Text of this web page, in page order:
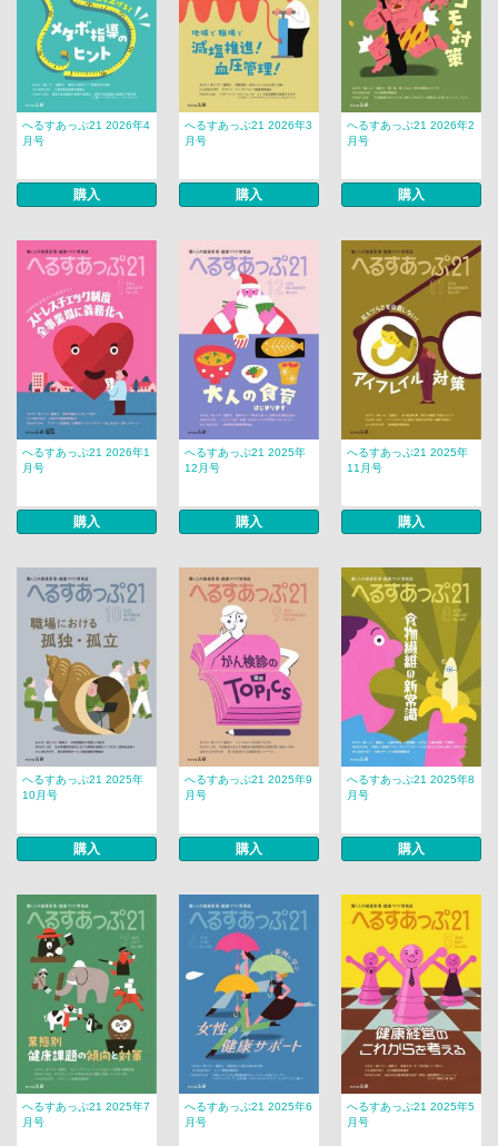
へるすあっぷ21 2026年4
月号
購入
へるすあっぷ21 2026年3
月号
購入
へるすあっぷ21 2026年2
月号
購入
へるすあっぷ21 2026年1
月号
購入
へるすあっぷ21 2025年
12月号
購入
へるすあっぷ21 2025年
11月号
購入
へるすあっぷ21 2025年
10月号
購入
へるすあっぷ21 2025年9
月号
購入
へるすあっぷ21 2025年8
月号
購入
へるすあっぷ21 2025年7
月号
へるすあっぷ21 2025年6
月号
へるすあっぷ21 2025年5
月号